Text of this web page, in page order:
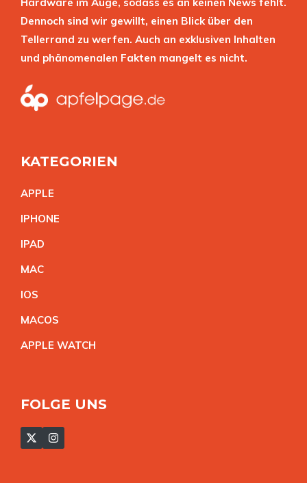
Dennoch sind wir gewillt, einen Blick über den
Tellerrand zu werfen. Auch an exklusiven Inhalten
und phänomenalen Fakten mangelt es nicht.
KATEGORIEN
APPLE
IPHONE
IPAD
MAC
IOS
MACOS
APPLE WATCH
FOLGE UNS